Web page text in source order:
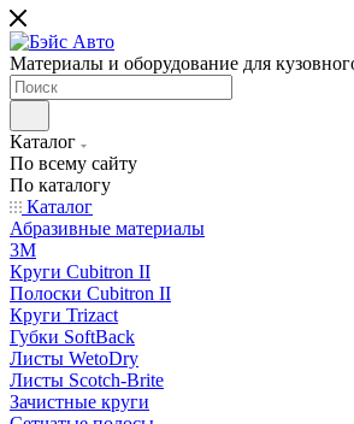
Материалы и оборудование для
Каталог
По всему сайту
По каталогу
Каталог
Абразивные материалы
3M
Круги Cubitron II
Полоски Cubitron II
Круги Trizact
Губки SoftBack
Листы WetoDry
Листы Scotch-Brite
Зачистные круги